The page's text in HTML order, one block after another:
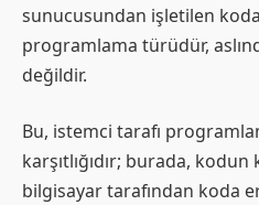
sunucusundan işletilen
programlama türüdür,
değildir.
Bu, istemci tarafı
karşıtlığıdır; burada,
bilgisayar tarafından koda